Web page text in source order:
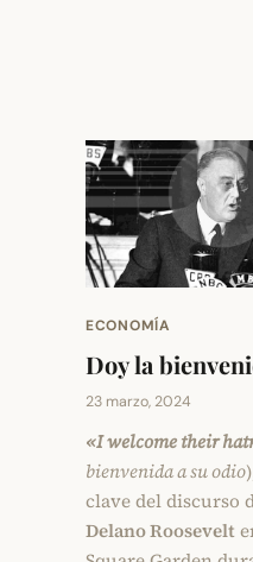
ECONOMÍA
Doy la
23 marzo, 2024
«I welcome their
bienvenida a su odio
clave del discurso
Delano Roosevelt